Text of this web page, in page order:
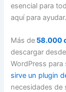
esencial para
aquí para ayudar.
Más de 58.000
descargar
WordPress
sirve un plugin
necesidades de